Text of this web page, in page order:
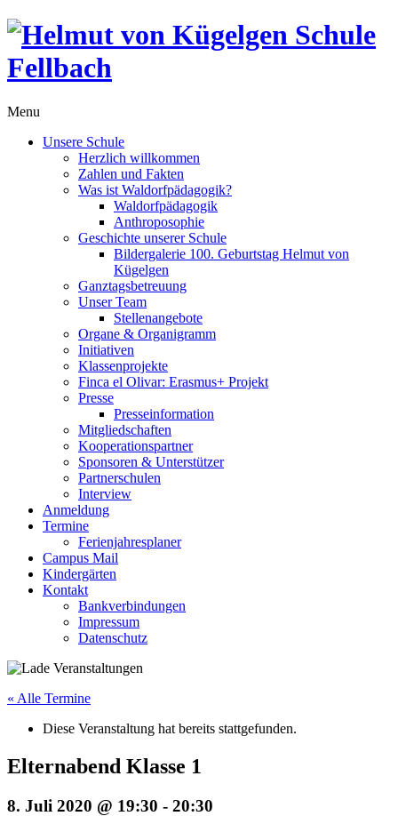
Menu
Unsere Schule
Herzlich willkommen
Zahlen und Fakten
Was ist Waldorfpädagogik?
Waldorfpädagogik
Anthroposophie
Geschichte unserer Schule
Bildergalerie 100. Geburtstag Helmut von
Kügelgen
Ganztagsbetreuung
Unser Team
Stellenangebote
Organe & Organigramm
Initiativen
Klassenprojekte
Finca el Olivar: Erasmus+ Projekt
Presse
Presseinformation
Mitgliedschaften
Kooperationspartner
Sponsoren & Unterstützer
Partnerschulen
Interview
Anmeldung
Termine
Ferienjahresplaner
Campus Mail
Kindergärten
Kontakt
Bankverbindungen
Impressum
Datenschutz
« Alle Termine
Diese Veranstaltung hat bereits stattgefunden.
Elternabend Klasse 1
8. Juli 2020 @ 19:30 - 20:30